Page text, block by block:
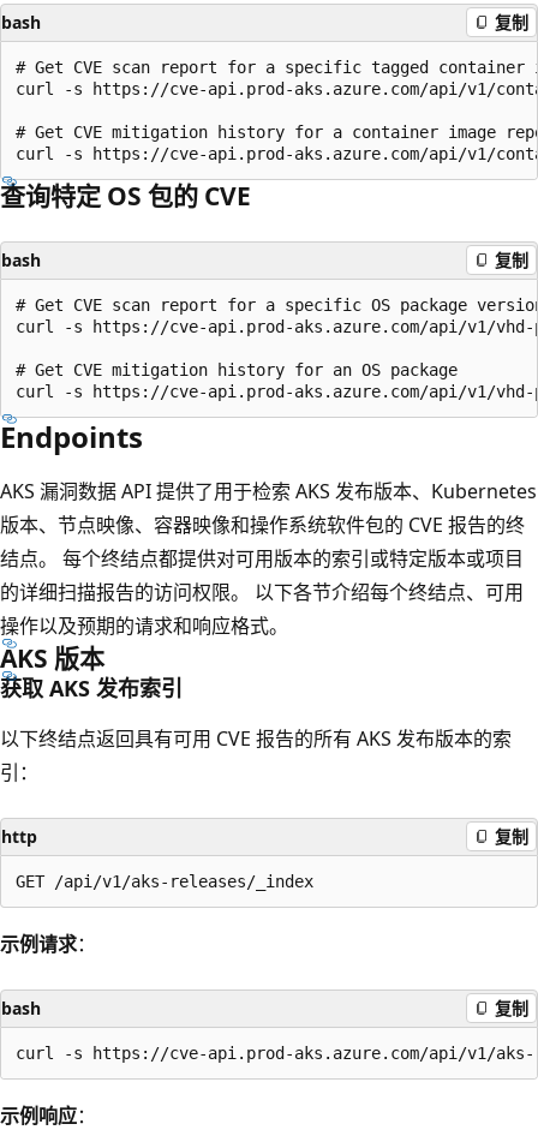
bash 复制
# Get CVE scan report for a specific tagged container
curl -s https://cve-api.prod-aks.azure.com/api/v1/
# Get CVE mitigation history for a container image
查询特定 OS 包的 CVE
bash 复制
# Get CVE scan report for a specific OS package
curl -s https://cve-api.prod-aks.azure.com/api/v1/
# Get CVE mitigation history for an OS package
Endpoints
AKS 漏洞数据 API 提供了用于检索 AKS 发布版本、Kubernetes
版本、节点映像、容器映像和操作系统软件包的 CVE 报告的终
结点。 每个终结点都提供对可用版本的索引或特定版本或项目
的详细扫描报告的访问权限。 以下各节介绍每个终结点、可用
操作以及预期的请求和响应格式。
AKS 版本
获取 AKS 发布索引
以下终结点返回具有可用 CVE 报告的所有 AKS 发布版本的索
引：
http 复制
示例请求：
bash 复制
示例响应：